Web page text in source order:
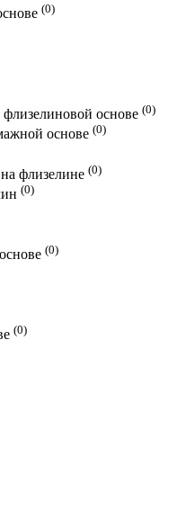
(0)
основе (0)
основе (0)
флизелине (0)
(0)
(0)
(0)